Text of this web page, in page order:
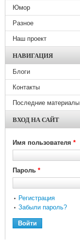
Юмор
Разное
Наш проект
НАВИГАЦИЯ
Блоги
Контакты
Последние материалы
ВХОД НА САЙТ
Имя пользователя *
Пароль *
Регистрация
Забыли пароль?